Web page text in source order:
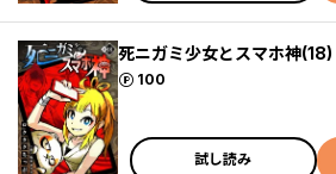
死ニガミ少女とスマホ神(18)
100
ポイント
試し読み